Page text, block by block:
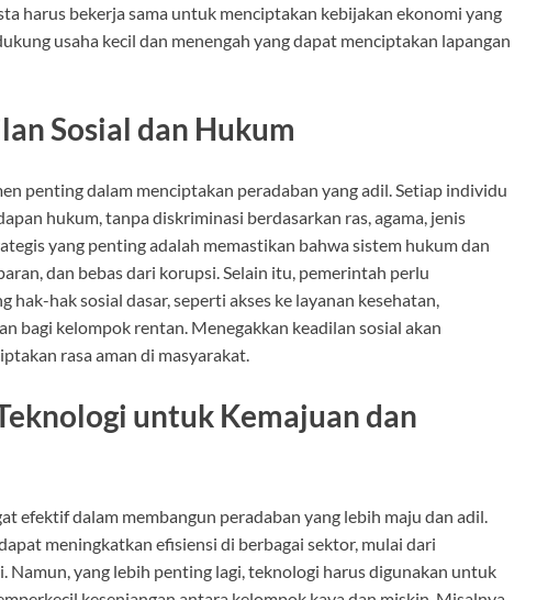
harus bekerja sama untuk menciptakan kebijakan ekonomi yang
usaha kecil dan menengah yang dapat menciptakan lapangan
Sosial dan Hukum
penting dalam menciptakan peradaban yang adil. Setiap individu
hukum, tanpa diskriminasi berdasarkan ras, agama, jenis
yang penting adalah memastikan bahwa sistem hukum dan
dan bebas dari korupsi. Selain itu, pemerintah perlu
hak-hak sosial dasar, seperti akses ke layanan kesehatan,
bagi kelompok rentan. Menegakkan keadilan sosial akan
rasa aman di masyarakat.
untuk Kemajuan dan
efektif dalam membangun peradaban yang lebih maju dan adil.
meningkatkan efisiensi di berbagai sektor, mulai dari
Namun, yang lebih penting lagi, teknologi harus digunakan untuk